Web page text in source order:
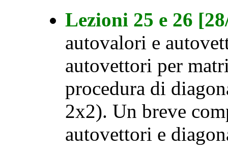
Lezioni 25 e 26
autovalori e
autovettori per
procedura di
2x2). Un breve
autovettori e